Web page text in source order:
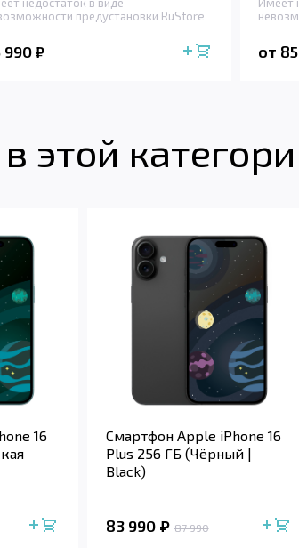
предустановки RuStore
990 ₽ от
этой
16
Смартфон Apple iPhone 16
Plus 256 ГБ (Чёрный |
Black)
83 990 87 990